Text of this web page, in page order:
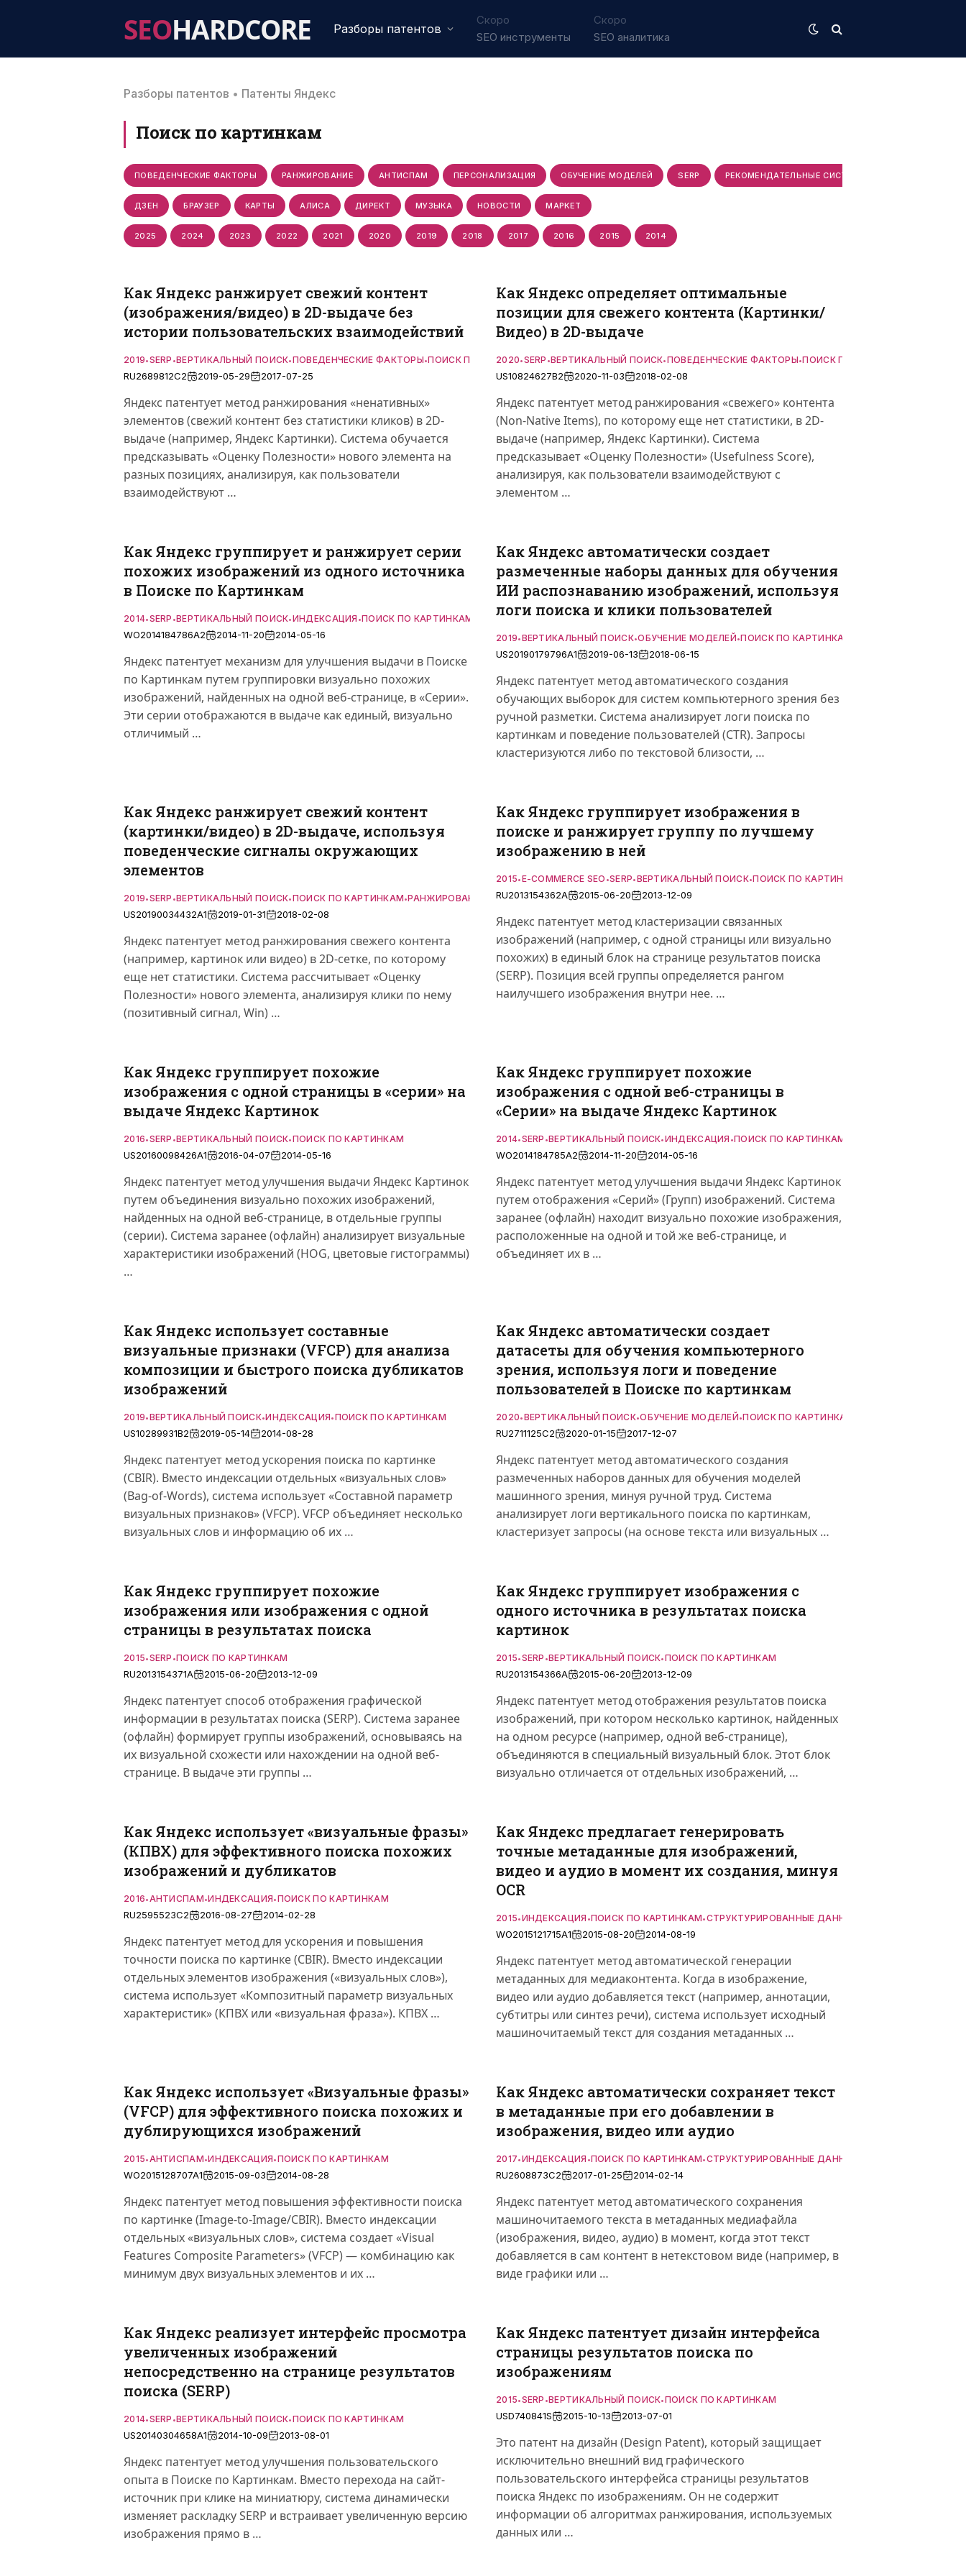
SEOHARDCORE Разборы патентов
Скоро
SEO инструменты
Скоро
SEO аналитика
Разборы патентов • Патенты Яндекс
Поиск по картинкам
ПОВЕДЕНЧЕСКИЕ ФАКТОРЫ РАНЖИРОВАНИЕ АНТИСПАМ ПЕРСОНАЛИЗАЦИЯ ОБУЧЕНИЕ МОДЕЛЕЙ SERP РЕКОМЕНДАТЕЛЬНЫЕ СИСТЕМЫ
ДЗЕН БРАУЗЕР КАРТЫ АЛИСА ДИРЕКТ МУЗЫКА НОВОСТИ МАРКЕТ
2025 2024 2023 2022 2021 2020 2019 2018 2017 2016 2015 2014
Как Яндекс ранжирует свежий контент
(изображения/видео) в 2D-выдаче без
истории пользовательских взаимодействий
2019•SERP •ВЕРТИКАЛЬНЫЙ ПОИСК•ПОВЕДЕНЧЕСКИЕ ФАКТОРЫ•ПОИСК ПО КАРТИНКАМ•РАНЖИРОВАНИЕ• ХОЛОДНЫЙ СТАРТ
RU2689812C2 2019-05-29 2017-07-25
Яндекс патентует метод ранжирования «ненативных»
элементов (свежий контент без статистики кликов) в 2D-
выдаче (например, Яндекс Картинки). Система обучается
предсказывать «Оценку Полезности» нового элемента на
разных позициях, анализируя, как пользователи
взаимодействуют …
Как Яндекс определяет оптимальные
позиции для свежего контента (Картинки/
Видео) в 2D-выдаче
2020•SERP •ВЕРТИКАЛЬНЫЙ ПОИСК•ПОВЕДЕНЧЕСКИЕ ФАКТОРЫ•ПОИСК ПО КАРТИНКАМ
US10824627B2 2020-11-03 2018-02-08
Яндекс патентует метод ранжирования «свежего» контента
(Non-Native Items), по которому еще нет статистики, в 2D-
выдаче (например, Яндекс Картинки). Система
предсказывает «Оценку Полезности» (Usefulness Score),
анализируя, как пользователи взаимодействуют с
элементом …
Как Яндекс группирует и ранжирует серии
похожих изображений из одного источника
в Поиске по Картинкам
2014•SERP •ВЕРТИКАЛЬНЫЙ ПОИСК•ИНДЕКСАЦИЯ •ПОИСК ПО КАРТИНКАМ
WO2014184786A2 2014-11-20 2014-05-16
Яндекс патентует механизм для улучшения выдачи в Поиске
по Картинкам путем группировки визуально похожих
изображений, найденных на одной веб-странице, в «Серии».
Эти серии отображаются в выдаче как единый, визуально
отличимый …
Как Яндекс автоматически создает
размеченные наборы данных для обучения
ИИ распознаванию изображений, используя
логи поиска и клики пользователей
2019•ВЕРТИКАЛЬНЫЙ ПОИСК•ОБУЧЕНИЕ МОДЕЛЕЙ•ПОИСК ПО КАРТИНКАМ
US20190179796A1 2019-06-13 2018-06-15
Яндекс патентует метод автоматического создания
обучающих выборок для систем компьютерного зрения без
ручной разметки. Система анализирует логи поиска по
картинкам и поведение пользователей (CTR). Запросы
кластеризуются либо по текстовой близости, …
Как Яндекс ранжирует свежий контент
(картинки/видео) в 2D-выдаче, используя
поведенческие сигналы окружающих
элементов
2019•SERP •ВЕРТИКАЛЬНЫЙ ПОИСК•ПОИСК ПО КАРТИНКАМ•РАНЖИРОВАНИЕ СВЕЖЕСТЬ КОНТЕНТА•ХОЛОДНЫЙ СТАРТ
US20190034432A1 2019-01-31 2018-02-08
Яндекс патентует метод ранжирования свежего контента
(например, картинок или видео) в 2D-сетке, по которому
еще нет статистики. Система рассчитывает «Оценку
Полезности» нового элемента, анализируя клики по нему
(позитивный сигнал, Win) …
Как Яндекс группирует изображения в
поиске и ранжирует группу по лучшему
изображению в ней
2015•E-COMMERCE SEO •SERP•ВЕРТИКАЛЬНЫЙ ПОИСК•ПОИСК ПО КАРТИНКАМ
RU2013154362A 2015-06-20 2013-12-09
Яндекс патентует метод кластеризации связанных
изображений (например, с одной страницы или визуально
похожих) в единый блок на странице результатов поиска
(SERP). Позиция всей группы определяется рангом
наилучшего изображения внутри нее. …
Как Яндекс группирует похожие
изображения с одной страницы в «серии» на
выдаче Яндекс Картинок
2016•SERP •ВЕРТИКАЛЬНЫЙ ПОИСК•ПОИСК ПО КАРТИНКАМ
US20160098426A1 2016-04-07 2014-05-16
Яндекс патентует метод улучшения выдачи Яндекс Картинок
путем объединения визуально похожих изображений,
найденных на одной веб-странице, в отдельные группы
(серии). Система заранее (офлайн) анализирует визуальные
характеристики изображений (HOG, цветовые гистограммы)
…
Как Яндекс группирует похожие
изображения с одной веб-страницы в
«Серии» на выдаче Яндекс Картинок
2014•SERP •ВЕРТИКАЛЬНЫЙ ПОИСК•ИНДЕКСАЦИЯ •ПОИСК ПО КАРТИНКАМ
WO2014184785A2 2014-11-20 2014-05-16
Яндекс патентует метод улучшения выдачи Яндекс Картинок
путем отображения «Серий» (Групп) изображений. Система
заранее (офлайн) находит визуально похожие изображения,
расположенные на одной и той же веб-странице, и
объединяет их в …
Как Яндекс использует составные
визуальные признаки (VFCP) для анализа
композиции и быстрого поиска дубликатов
изображений
2019•ВЕРТИКАЛЬНЫЙ ПОИСК•ИНДЕКСАЦИЯ•ПОИСК ПО КАРТИНКАМ
US10289931B2 2019-05-14 2014-08-28
Яндекс патентует метод ускорения поиска по картинке
(CBIR). Вместо индексации отдельных «визуальных слов»
(Bag-of-Words), система использует «Составной параметр
визуальных признаков» (VFCP). VFCP объединяет несколько
визуальных слов и информацию об их …
Как Яндекс автоматически создает
датасеты для обучения компьютерного
зрения, используя логи и поведение
пользователей в Поиске по картинкам
2020•ВЕРТИКАЛЬНЫЙ ПОИСК•ОБУЧЕНИЕ МОДЕЛЕЙ•ПОИСК ПО КАРТИНКАМ
RU2711125C2 2020-01-15 2017-12-07
Яндекс патентует метод автоматического создания
размеченных наборов данных для обучения моделей
машинного зрения, минуя ручной труд. Система
анализирует логи вертикального поиска по картинкам,
кластеризует запросы (на основе текста или визуальных …
Как Яндекс группирует похожие
изображения или изображения с одной
страницы в результатах поиска
2015•SERP •ПОИСК ПО КАРТИНКАМ
RU2013154371A 2015-06-20 2013-12-09
Яндекс патентует способ отображения графической
информации в результатах поиска (SERP). Система заранее
(офлайн) формирует группы изображений, основываясь на
их визуальной схожести или нахождении на одной веб-
странице. В выдаче эти группы …
Как Яндекс группирует изображения с
одного источника в результатах поиска
картинок
2015•SERP •ВЕРТИКАЛЬНЫЙ ПОИСК•ПОИСК ПО КАРТИНКАМ
RU2013154366A 2015-06-20 2013-12-09
Яндекс патентует метод отображения результатов поиска
изображений, при котором несколько картинок, найденных
на одном ресурсе (например, одной веб-странице),
объединяются в специальный визуальный блок. Этот блок
визуально отличается от отдельных изображений, …
Как Яндекс использует «визуальные фразы»
(КПВХ) для эффективного поиска похожих
изображений и дубликатов
2016•АНТИСПАМ•ИНДЕКСАЦИЯ•ПОИСК ПО КАРТИНКАМ
RU2595523C2 2016-08-27 2014-02-28
Яндекс патентует метод для ускорения и повышения
точности поиска по картинке (CBIR). Вместо индексации
отдельных элементов изображения («визуальных слов»),
система использует «Композитный параметр визуальных
характеристик» (КПВХ или «визуальная фраза»). КПВХ …
Как Яндекс предлагает генерировать
точные метаданные для изображений,
видео и аудио в момент их создания, минуя
OCR
2015•ИНДЕКСАЦИЯ •ПОИСК ПО КАРТИНКАМ•СТРУКТУРИРОВАННЫЕ ДАННЫЕ
WO2015121715A1 2015-08-20 2014-08-19
Яндекс патентует метод автоматической генерации
метаданных для медиаконтента. Когда в изображение,
видео или аудио добавляется текст (например, аннотации,
субтитры или синтез речи), система использует исходный
машиночитаемый текст для создания метаданных …
Как Яндекс использует «Визуальные фразы»
(VFCP) для эффективного поиска похожих и
дублирующихся изображений
2015•АНТИСПАМ•ИНДЕКСАЦИЯ•ПОИСК ПО КАРТИНКАМ
WO2015128707A1 2015-09-03 2014-08-28
Яндекс патентует метод повышения эффективности поиска
по картинке (Image-to-Image/CBIR). Вместо индексации
отдельных «визуальных слов», система создает «Visual
Features Composite Parameters» (VFCP) — комбинацию как
минимум двух визуальных элементов и их …
Как Яндекс автоматически сохраняет текст
в метаданные при его добавлении в
изображения, видео или аудио
2017•ИНДЕКСАЦИЯ •ПОИСК ПО КАРТИНКАМ•СТРУКТУРИРОВАННЫЕ ДАННЫЕ
RU2608873C2 2017-01-25 2014-02-14
Яндекс патентует метод автоматического сохранения
машиночитаемого текста в метаданных медиафайла
(изображения, видео, аудио) в момент, когда этот текст
добавляется в сам контент в нетекстовом виде (например, в
виде графики или …
Как Яндекс реализует интерфейс просмотра
увеличенных изображений
непосредственно на странице результатов
поиска (SERP)
2014•SERP •ВЕРТИКАЛЬНЫЙ ПОИСК•ПОИСК ПО КАРТИНКАМ
US20140304658A1 2014-10-09 2013-08-01
Яндекс патентует метод улучшения пользовательского
опыта в Поиске по Картинкам. Вместо перехода на сайт-
источник при клике на миниатюру, система динамически
изменяет раскладку SERP и встраивает увеличенную версию
изображения прямо в …
Как Яндекс патентует дизайн интерфейса
страницы результатов поиска по
изображениям
2015•SERP •ВЕРТИКАЛЬНЫЙ ПОИСК•ПОИСК ПО КАРТИНКАМ
USD740841S 2015-10-13 2013-07-01
Это патент на дизайн (Design Patent), который защищает
исключительно внешний вид графического
пользовательского интерфейса страницы результатов
поиска Яндекс по изображениям. Он не содержит
информации об алгоритмах ранжирования, используемых
данных или …